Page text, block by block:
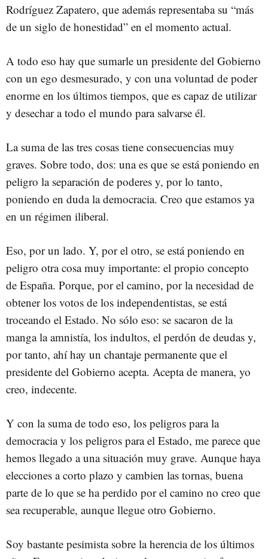
Rodríguez Zapatero, que además representaba su “más
de un siglo de honestidad” en el momento actual.
A todo eso hay que sumarle un presidente del Gobierno
con un ego desmesurado, y con una voluntad de poder
enorme en los últimos tiempos, que es capaz de utilizar
y desechar a todo el mundo para salvarse él.
La suma de las tres cosas tiene consecuencias muy
graves. Sobre todo, dos: una es que se está poniendo en
peligro la separación de poderes y, por lo tanto,
poniendo en duda la democracia. Creo que estamos ya
en un régimen iliberal.
Eso, por un lado. Y, por el otro, se está poniendo en
peligro otra cosa muy importante: el propio concepto
de España. Porque, por el camino, por la necesidad de
obtener los votos de los independentistas, se está
troceando el Estado. No sólo eso: se sacaron de la
manga la amnistía, los indultos, el perdón de deudas y,
por tanto, ahí hay un chantaje permanente que el
presidente del Gobierno acepta. Acepta de manera, yo
creo, indecente.
Y con la suma de todo eso, los peligros para la
democracia y los peligros para el Estado, me parece que
hemos llegado a una situación muy grave. Aunque haya
elecciones a corto plazo y cambien las tornas, buena
parte de lo que se ha perdido por el camino no creo que
sea recuperable, aunque llegue otro Gobierno.
Soy bastante pesimista sobre la herencia de los últimos